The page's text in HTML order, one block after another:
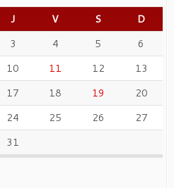
J V S
D
3 4 5
6
10 11 12
13
17 18 19
20
24 25 26
27
31